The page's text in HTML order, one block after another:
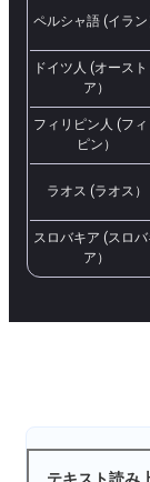
ペルシャ語 (イラン
ドイツ人 (オースト
ア）
フィリピン人 (フィ
ピン）
ラオス (ラオス）
スロバキア (スロバ
ア）
テキスト読み